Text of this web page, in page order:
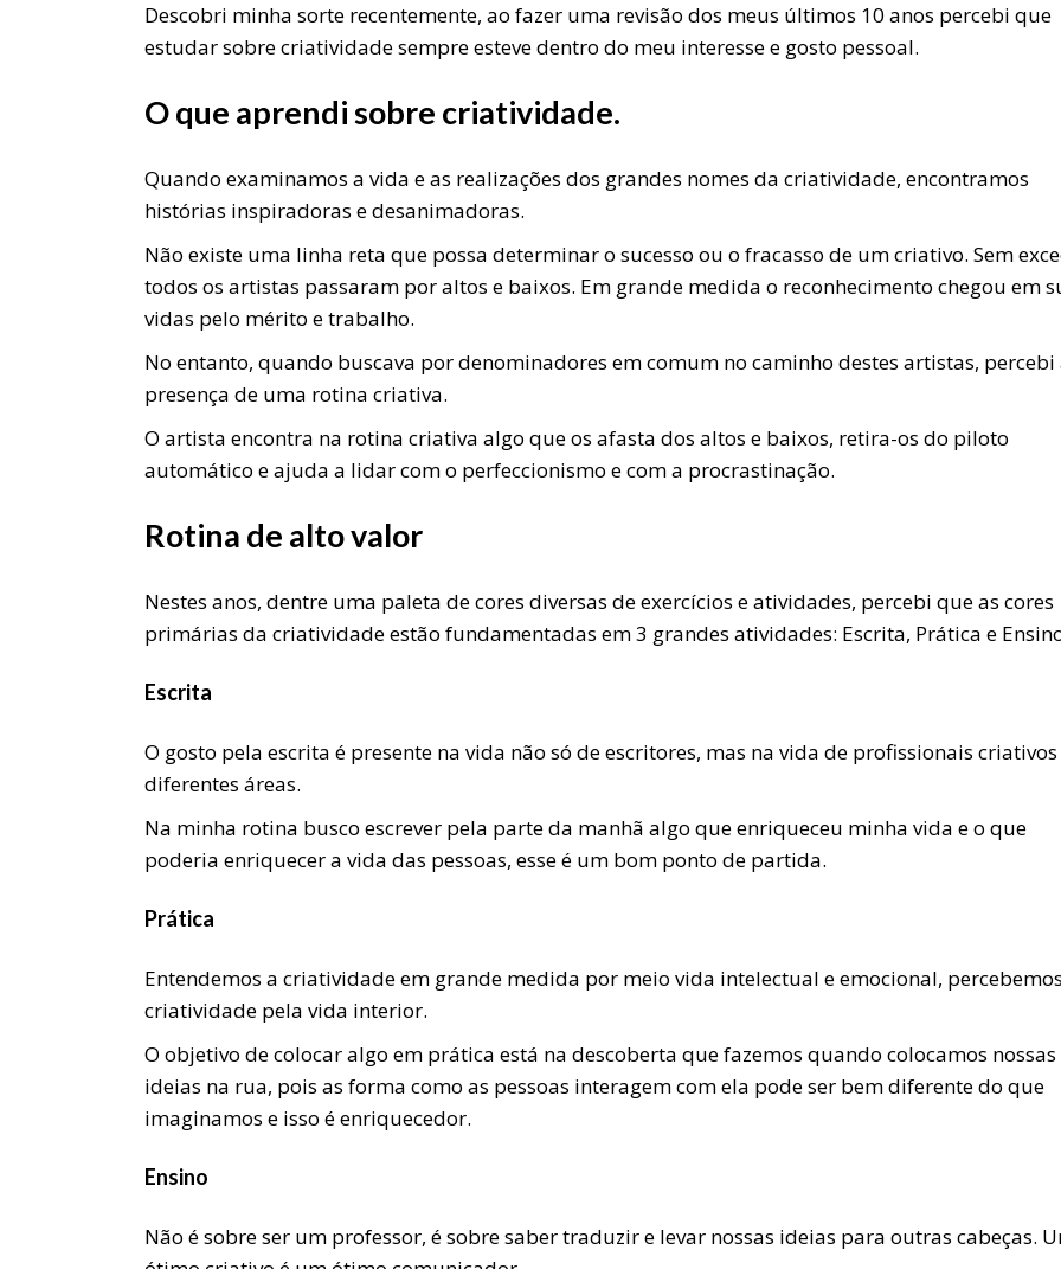
Descobri minha sorte recentemente, ao fazer uma revisão dos meus últimos 10 anos percebi que
estudar sobre criatividade sempre esteve dentro do meu interesse e gosto pessoal.
O que aprendi sobre criatividade.
Quando examinamos a vida e as realizações dos grandes nomes da criatividade, encontramos
histórias inspiradoras e desanimadoras.
Não existe uma linha reta que possa determinar o sucesso ou o fracasso de um criativo. Sem
todos os artistas passaram por altos e baixos. Em grande medida o reconhecimento chegou em
vidas pelo mérito e trabalho.
No entanto, quando buscava por denominadores em comum no caminho destes artistas, percebi
presença de uma rotina criativa.
O artista encontra na rotina criativa algo que os afasta dos altos e baixos, retira-os do piloto
automático e ajuda a lidar com o perfeccionismo e com a procrastinação.
Rotina de alto valor
Nestes anos, dentre uma paleta de cores diversas de exercícios e atividades, percebi que as cores
primárias da criatividade estão fundamentadas em 3 grandes atividades: Escrita, Prática e
Escrita
O gosto pela escrita é presente na vida não só de escritores, mas na vida de profissionais
diferentes áreas.
Na minha rotina busco escrever pela parte da manhã algo que enriqueceu minha vida e o que
poderia enriquecer a vida das pessoas, esse é um bom ponto de partida.
Prática
Entendemos a criatividade em grande medida por meio vida intelectual e emocional,
criatividade pela vida interior.
O objetivo de colocar algo em prática está na descoberta que fazemos quando colocamos nossas
ideias na rua, pois as forma como as pessoas interagem com ela pode ser bem diferente do que
imaginamos e isso é enriquecedor.
Ensino
Não é sobre ser um professor, é sobre saber traduzir e levar nossas ideias para outras cabeças.